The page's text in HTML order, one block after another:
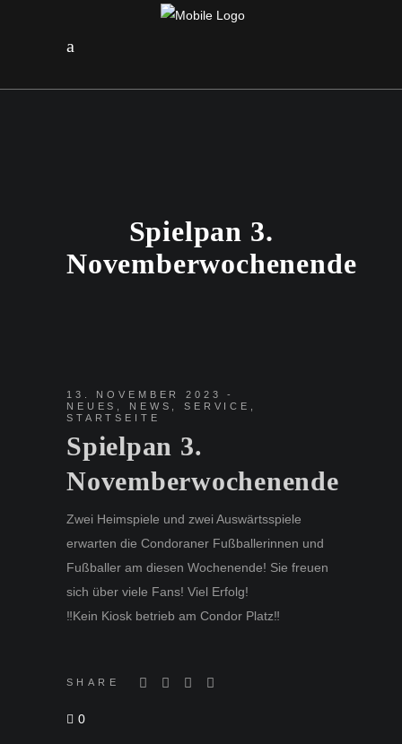
Spielpan 3.
Novemberwochenende
13. NOVEMBER 2023
NEUES
NEWS ,SERVICE
STARTSEITE
Spielpan 3.
Novemberwochenende
Zwei Heimspiele und zwei Auswärtsspiele
erwarten die Condoraner Fußballerinnen und
Fußballer am diesen Wochenende! Sie freuen
sich über viele Fans! Viel Erfolg!
‼️Kein Kiosk betrieb am Condor Platz‼️
SHARE
0